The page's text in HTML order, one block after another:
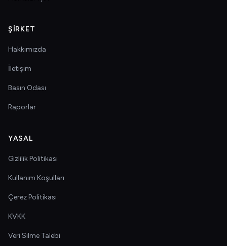
ŞIRKET
Hakkımızda
İletişim
Basın Odası
Raporlar
YASAL
Gizlilik Politikası
Kullanım Koşulları
Çerez Politikası
KVKK
Veri Silme Talebi